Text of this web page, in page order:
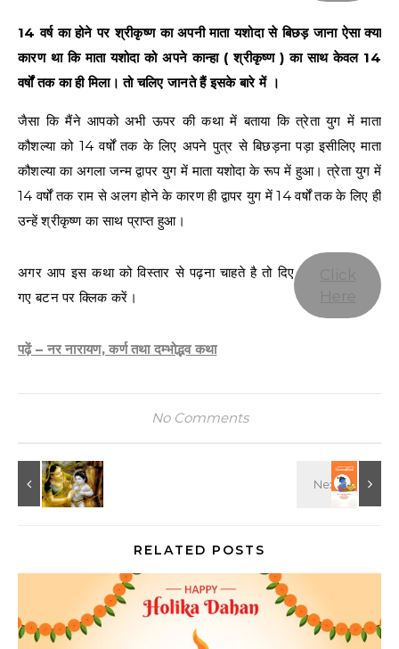
14 वर्ष का होने पर श्रीकृष्ण का अपनी माता यशोदा से बिछड़ जाना ऐसा क्या
कारण था कि माता यशोदा को अपने कान्हा ( श्रीकृष्ण ) का साथ केवल 14
वर्षों तक का ही मिला। तो चलिए जानते हैं इसके बारे में ।
जैसा कि मैंने आपको अभी ऊपर की कथा में बताया कि त्रेता युग में माता
कौशल्या को 14 वर्षों तक के लिए अपने पुत्र से बिछड़ना पड़ा इसीलिए माता
कौशल्या का अगला जन्म द्वापर युग में माता यशोदा के रूप में हुआ। त्रेता युग में
14 वर्षों तक राम से अलग होने के कारण ही द्वापर युग में 14 वर्षों तक के लिए ही
उन्हें श्रीकृष्ण का साथ प्राप्त हुआ।
अगर आप इस कथा को विस्तार से पढ़ना चाहते है तो दिए
गए बटन पर क्लिक करें।
पढ़ें – नर नारायण, कर्ण तथा दम्भोद्भव कथा
No Comments
RELATED POSTS